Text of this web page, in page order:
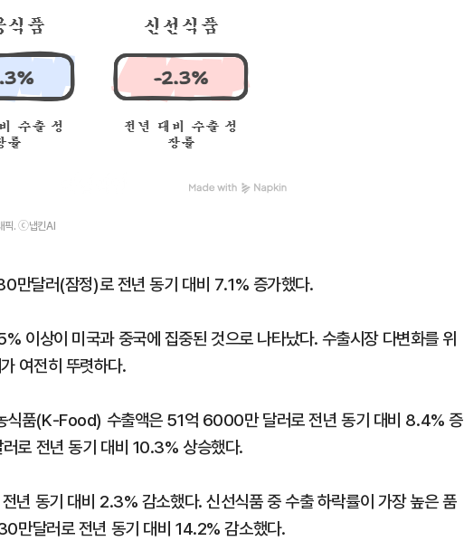
픽. ⓒ냅킨AI
달러(잠정)로 전년 동기 대비 7.1% 증가했다.
이상이 미국과 중국에 집중된 것으로 나타났다. 수출시장 다변화를 위
여전히 뚜렷하다.
식품(K-Food) 수출액은 51억 6000만 달러로 전년 동기 대비 8.4% 증
로 전년 동기 대비 10.3% 상승했다.
년 동기 대비 2.3% 감소했다. 신선식품 중 수출 하락률이 가장 높은 품
만달러로 전년 동기 대비 14.2% 감소했다.